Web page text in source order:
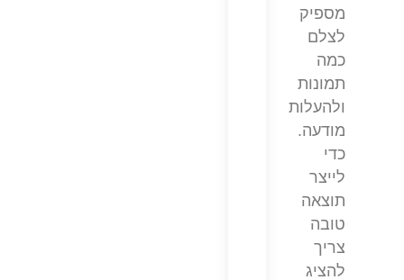
מספיק
לצלם
כמה
תמונות
ולהעלות
מודעה.
כדי
לייצר
תוצאה
טובה
צריך
להציג